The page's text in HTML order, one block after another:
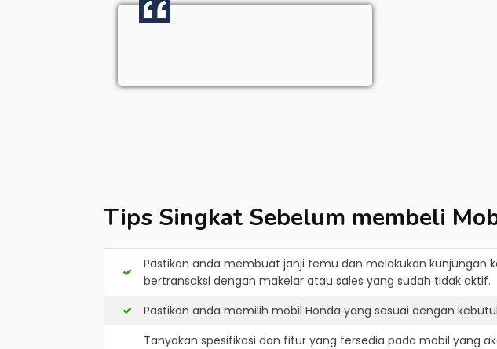
Tips Singkat Sebelum membeli
Pastikan anda membuat janji temu dan melakukan kunjungan
bertransaksi dengan makelar atau sales yang sudah tidak aktif.
Pastikan anda memilih mobil Honda yang sesuai dengan
Tanyakan spesifikasi dan fitur yang tersedia pada mobil yang